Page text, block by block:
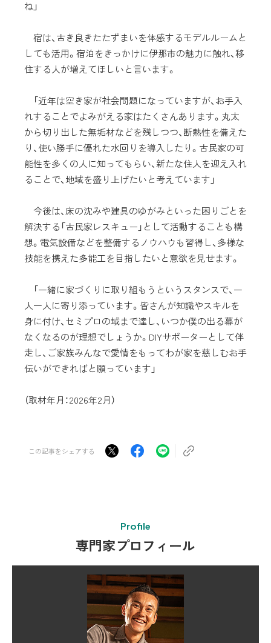
ね」
宿は、古き良きたたずまいを体感するモデルルームと
しても活用。宿泊をきっかけに伊那市の魅力に触れ、移
住する人が増えてほしいと言います。
「近年は空き家が社会問題になっていますが、お手入
れすることでよみがえる家はたくさんあります。丸太
から切り出した無垢材などを残しつつ、断熱性を備えた
り、使い勝手に優れた水回りを導入したり。古民家の可
能性を多くの人に知ってもらい、新たな住人を迎え入れ
ることで、地域を盛り上げたいと考えています」
今後は、床の沈みや建具のゆがみといった困りごとを
解決する「古民家レスキュー」として活動することも構
想。電気設備などを整備するノウハウも習得し、多様な
技能を携えた多能工を目指したいと意欲を見せます。
「一緒に家づくりに取り組もうというスタンスで、一
人一人に寄り添っています。皆さんが知識やスキルを
身に付け、セミプロの域まで達し、いつか僕の出る幕が
なくなるのが理想でしょうか。DIYサポーターとして伴
走し、ご家族みんなで愛情をもってわが家を慈しむお手
伝いができればと願っています」
（取材年月：2026年2月）
この記事をシェアする
Profile
専門家プロフィール